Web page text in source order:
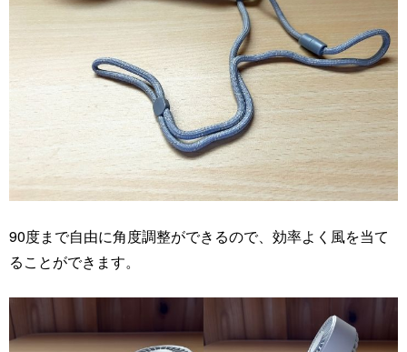
90度まで自由に角度調整ができるので、効率よく風を当て
ることができます。